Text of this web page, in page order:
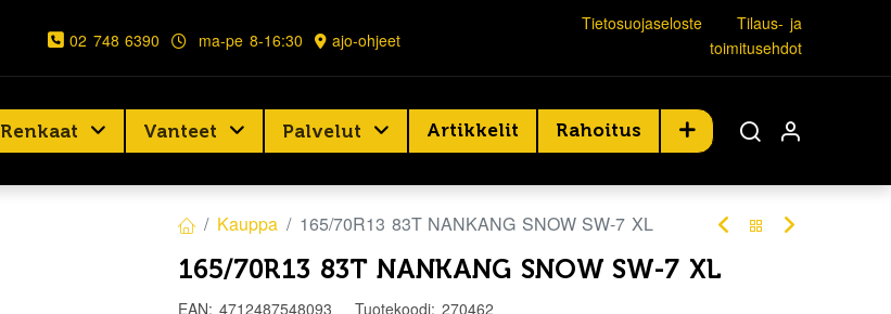
02 748 6390 ma-pe 8-16:30 ajo-ohjeet
Tietosuojaseloste
Tilaus- ja
toimitusehdot
Renkaat Vanteet Palvelut Artikkelit Rahoitus
Kauppa 165/70R13 83T NANKANG SNOW SW-7 XL
165/70R13 83T NANKANG SNOW SW-7 XL
EAN: 4712487548093 Tuotekoodi: 270462